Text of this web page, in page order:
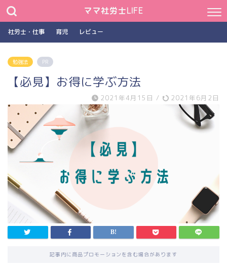
ママ社労士LIFE
社労士・仕事 育児 レビュー
勉強法 PR
【必見】お得に学ぶ方法
2021年4月15日 / 2021年6月2日
記事内に商品プロモーションを含む場合があります